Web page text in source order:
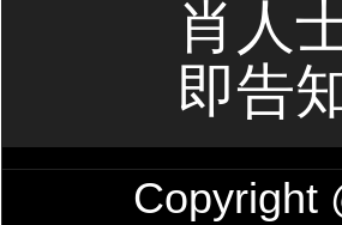
肖人
即告
Copyright